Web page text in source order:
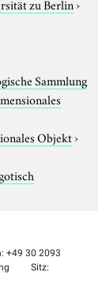
zu Berlin›
Sammlung
Objekt›
+49 30 2093
Sitz: